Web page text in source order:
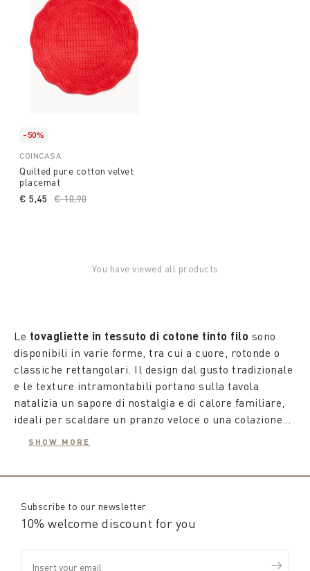
-50%
COINCASA
Quilted pure cotton velvet
placemat
Price reduced from
€ 10,90to
€ 5,45
You have viewed all products
Le tovagliette in tessuto di cotone tinto filo sono
disponibili in varie forme, tra cui a cuore, rotonde o
classiche rettangolari. Il design dal gusto tradizionale
e le texture intramontabili portano sulla tavola
natalizia un sapore di nostalgia e di calore familiare,
ideali per scaldare un pranzo veloce o una colazione
lenta.
Letovagliette a scacchi o a strisce
filo, riportano in auge lo spirito delle festività, in un
SHOW MORE
Subscribe to our newsletter
10% welcome discount for you